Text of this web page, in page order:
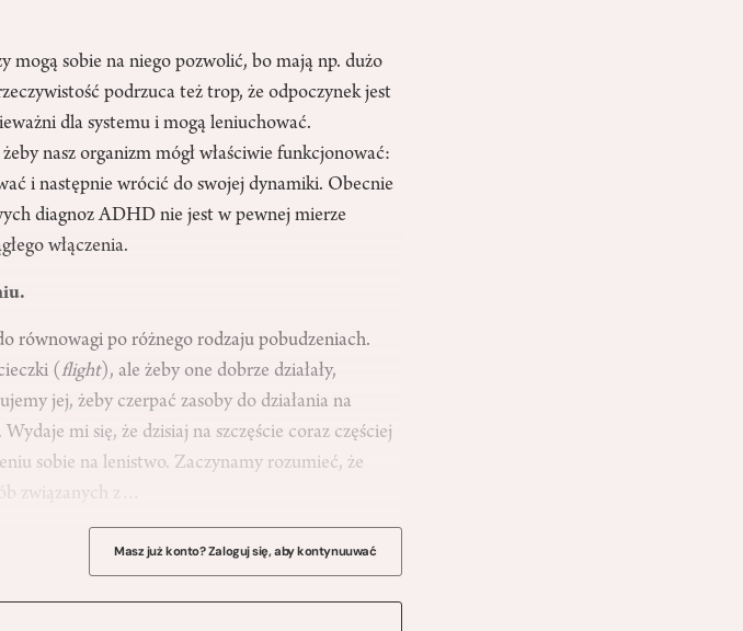
sobie na niego pozwolić, bo mają np. dużo
podrzuca też trop, że odpoczynek jest
dla systemu i mogą leniuchować.
nasz organizm mógł właściwie funkcjonować:
i następnie wrócić do swojej dynamiki. Obecnie
diagnoz ADHD nie jest w pewnej mierze
włączenia.
równowagi po różnego rodzaju pobudzeniach.
(flight), ale żeby one dobrze działały,
jej, żeby czerpać zasoby do działania na
mi się, że dzisiaj na szczęście coraz częściej
sobie na lenistwo. Zaczynamy rozumieć, że
związanych z…
Masz już konto? Zaloguj się, aby kontynuuwać